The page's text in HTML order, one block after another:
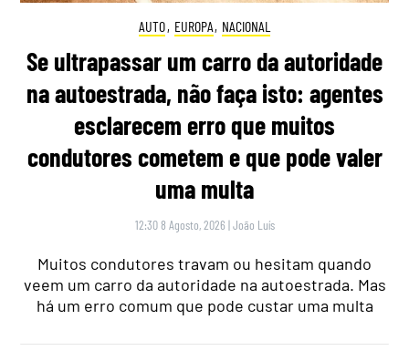
AUTO, EUROPA, NACIONAL
Se ultrapassar um carro da autoridade
na autoestrada, não faça isto: agentes
esclarecem erro que muitos
condutores cometem e que pode valer
uma multa
12:30 8 Agosto, 2026 |João Luís
Muitos condutores travam ou hesitam quando
veem um carro da autoridade na autoestrada. Mas
há um erro comum que pode custar uma multa